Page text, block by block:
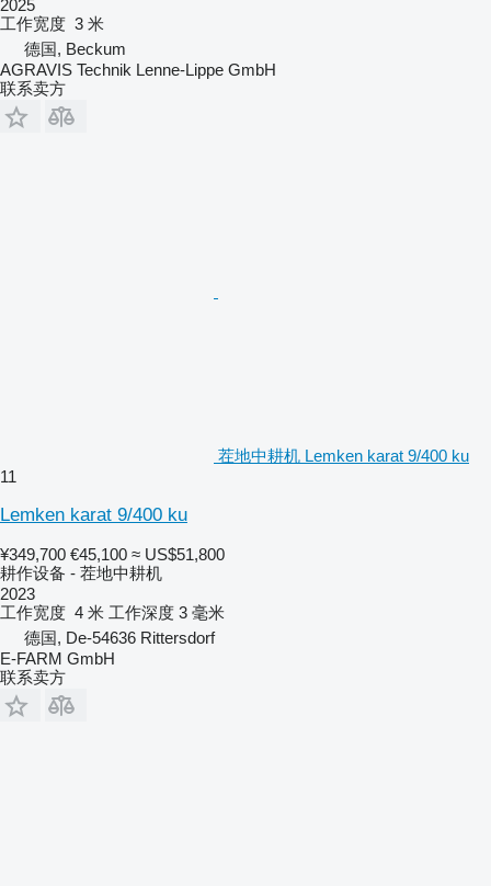
2025
工作宽度 3 米
德国, Beckum
AGRAVIS Technik Lenne-Lippe GmbH
联系卖方
茬地中耕机 Lemken karat 9/400 ku
11
Lemken karat 9/400 ku
¥349,700 €45,100 ≈ US$51,800
耕作设备 - 茬地中耕机
2023
工作宽度 4 米 工作深度 3 毫米
德国, De-54636 Rittersdorf
E-FARM GmbH
联系卖方